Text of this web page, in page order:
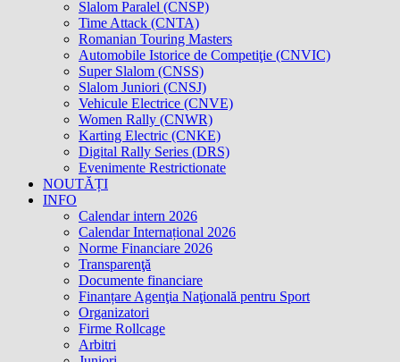
Slalom Paralel (CNSP)
Time Attack (CNTA)
Romanian Touring Masters
Automobile Istorice de Competiţie (CNVIC)
Super Slalom (CNSS)
Slalom Juniori (CNSJ)
Vehicule Electrice (CNVE)
Women Rally (CNWR)
Karting Electric (CNKE)
Digital Rally Series (DRS)
Evenimente Restrictionate
NOUTĂȚI
INFO
Calendar intern 2026
Calendar Internațional 2026
Norme Financiare 2026
Transparenţă
Documente financiare
Finanțare Agenţia Naţională pentru Sport
Organizatori
Firme Rollcage
Arbitri